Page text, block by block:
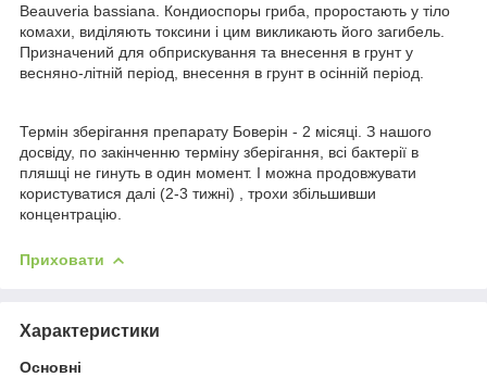
Beauveria bassiana. Кондиоспоры гриба, проростають у тіло
комахи, виділяють токсини і цим викликають його загибель.
Призначений для обприскування та внесення в грунт у
весняно-літній період, внесення в грунт в осінній період.
Термін зберігання препарату Боверін - 2 місяці. З нашого
досвіду, по закінченню терміну зберігання, всі бактерії в
пляшці не гинуть в один момент. І можна продовжувати
користуватися далі (2-3 тижні) , трохи збільшивши
концентрацію.
Приховати
Характеристики
Основні